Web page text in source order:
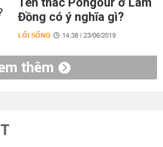
Đồng có ý nghĩa gì?
LỐI SỐNG 14:38 | 23/06/2019
thêm